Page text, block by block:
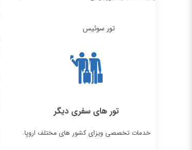
تور سوئیس
تور های سفری دیگر
خدمات تخصصی ویزای کشور های مختلف اروپا.